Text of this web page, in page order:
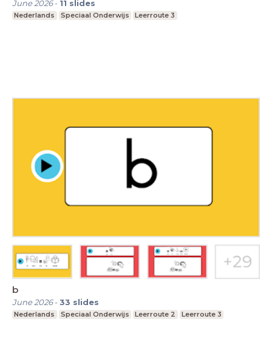
June 2026- 11 slides
Nederlands Speciaal Onderwijs Leerroute 3
b
June 2026-33 slides
Nederlands Speciaal Onderwijs Leerroute 2 Leerroute 3